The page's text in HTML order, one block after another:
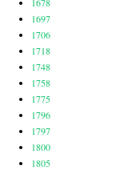
1697
1706
1718
1748
1758
1775
1796
1797
1800
1805